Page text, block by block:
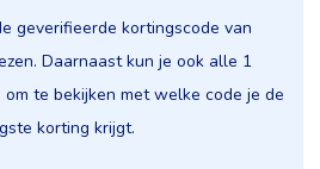
geverifieerde kortingscode van
Daarnaast kun je ook alle 1
te bekijken met welke code je de
korting krijgt.